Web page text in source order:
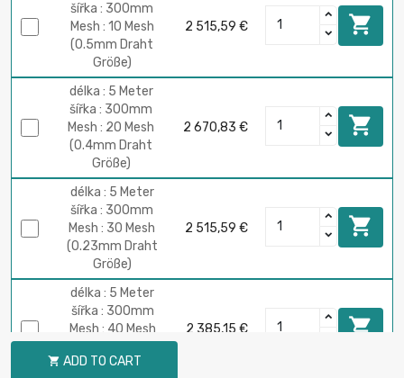
šířka : 300mm
Mesh : 10 Mesh
(0.5mm Draht
Größe)
2 515,59 € 
délka : 5 Meter
šířka : 300mm
Mesh : 20 Mesh
(0.4mm Draht
Größe)
2 670,83 € 
délka : 5 Meter
šířka : 300mm
Mesh : 30 Mesh
(0.23mm Draht
Größe)
2 515,59 € 
délka : 5 Meter
šířka : 300mm
Mesh : 40 Mesh
Größe)
2 385,15 € 
 ADD TO CART